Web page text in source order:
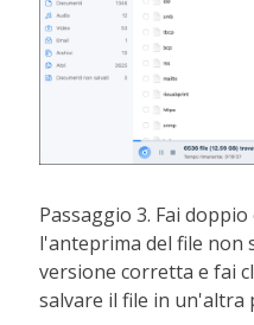
Passaggio 3. Fai
l'anteprima del file non
versione corretta e fai
salvare il file in un'altra